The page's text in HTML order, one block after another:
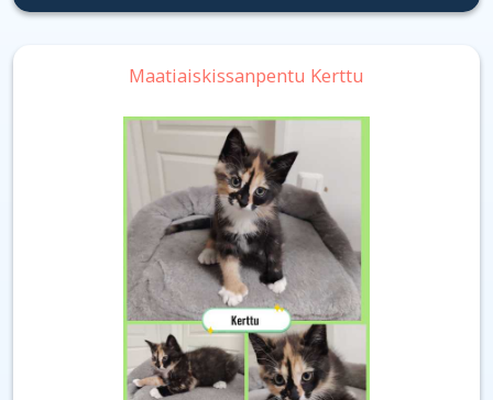
Maatiaiskissanpentu Kerttu